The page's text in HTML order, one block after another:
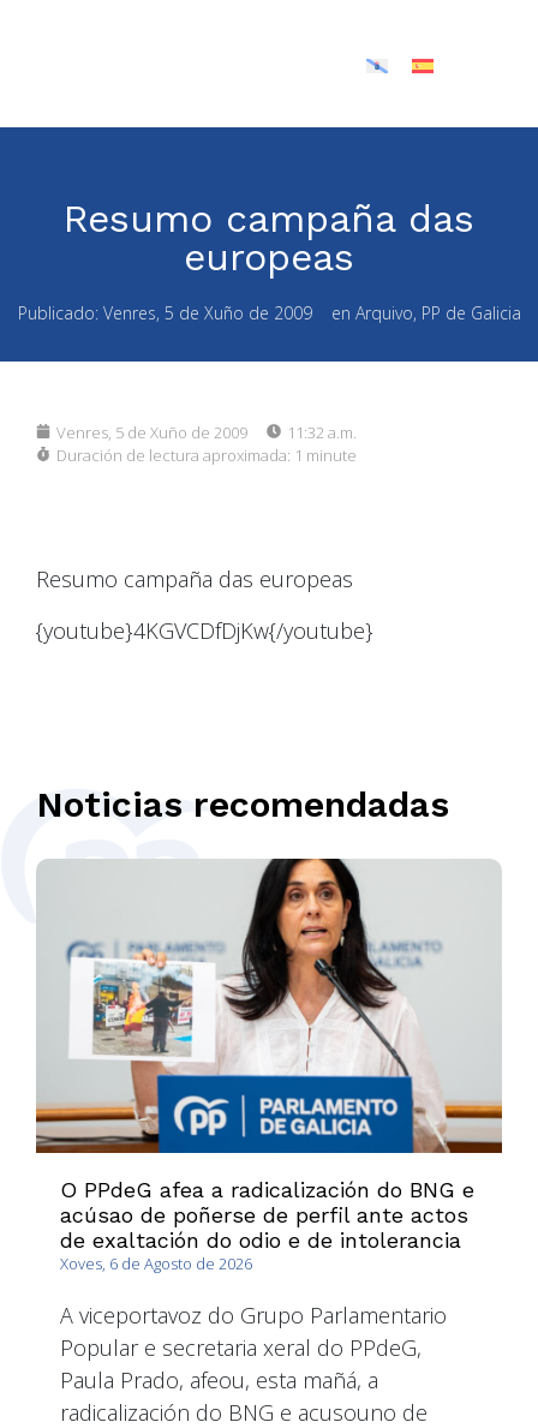
Resumo campaña das
europeas
Publicado: Venres, 5 de Xuño de 2009 en Arquivo, PP de Galicia
Venres, 5 de Xuño de 2009
11:32 a.m.
Duración de lectura aproximada: 1 minute
Resumo campaña das europeas
{youtube}4KGVCDfDjKw{/youtube}
Noticias recomendadas
O PPdeG afea a radicalización do BNG e
acúsao de poñerse de perfil ante actos
de exaltación do odio e de intolerancia
Xoves, 6 de Agosto de 2026
A viceportavoz do Grupo Parlamentario
Popular e secretaria xeral do PPdeG,
Paula Prado, afeou, esta mañá, a
radicalización do BNG e acusouno de